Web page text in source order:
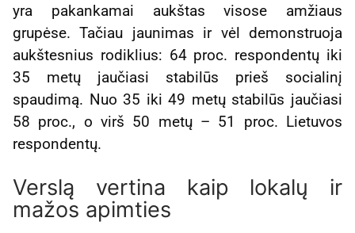
yra pakankamai aukštas visose amžiaus
grupėse. Tačiau jaunimas ir vėl demonstruoja
aukštesnius rodiklius: 64 proc. respondentų iki
35 metų jaučiasi stabilūs prieš socialinį
spaudimą. Nuo 35 iki 49 metų stabilūs jaučiasi
58 proc., o virš 50 metų – 51 proc. Lietuvos
respondentų.
Verslą vertina kaip lokalų ir
mažos apimties